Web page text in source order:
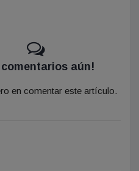
comentarios aún!
en comentar este artículo.